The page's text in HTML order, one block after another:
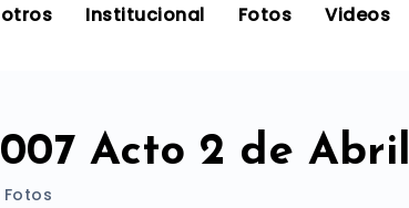
Institucional Fotos Videos
Acto 2 de Abril
Fotos